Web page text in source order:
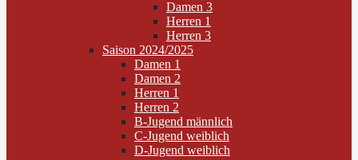
Damen 3
Herren 1
Herren 3
Saison 2024/2025
Damen 1
Damen 2
Herren 1
Herren 2
B-Jugend männlich
C-Jugend weiblich
D-Jugend weiblich